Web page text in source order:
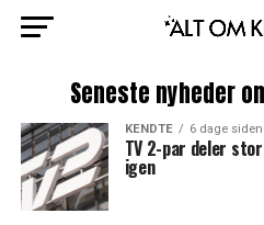
Seneste nyheder
KENDTE 6 dage siden
TV 2-par deler
igen